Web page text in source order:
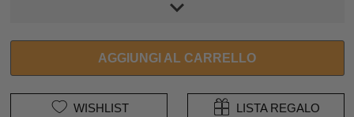
AGGIUNGI AL CARRELLO
WISHLIST LISTA REGALO